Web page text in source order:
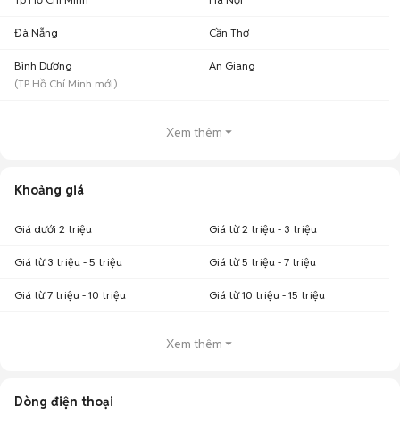
Đà Nẵng Cần Thơ
Bình Dương
(TP Hồ Chí Minh mới)
An Giang
Xem thêm
Khoảng giá
Giá dưới 2 triệu Giá từ 2 triệu - 3 triệu
Giá từ 3 triệu - 5 triệu Giá từ 5 triệu - 7 triệu
Giá từ 7 triệu - 10 triệu Giá từ 10 triệu - 15 triệu
Xem thêm
Dòng điện thoại